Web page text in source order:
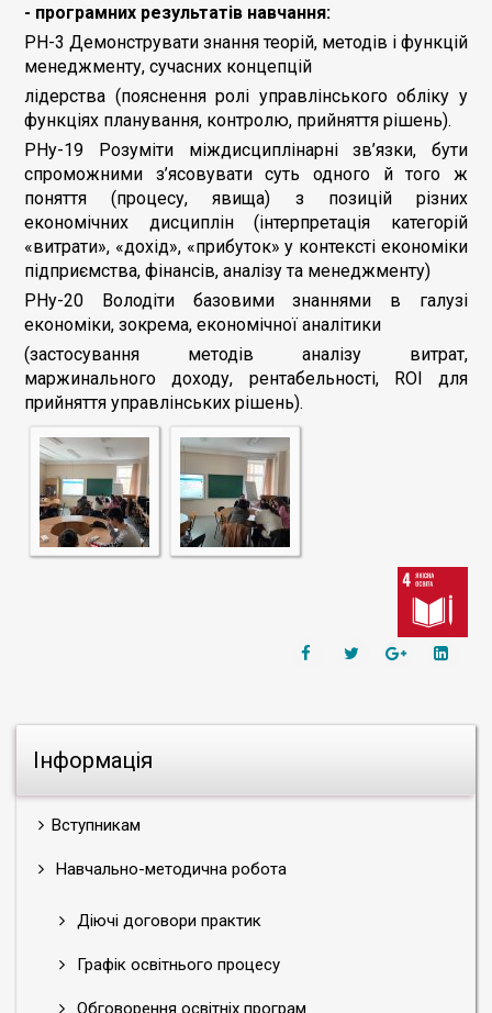
Інформація
Вступникам
Навчально-методична робота
Діючі договори практик
Графік освітнього процесу
Обговорення освітніх програм
- програмних результатів навчання:
РН-3 Демонструвати знання теорій, методів і функцій
менеджменту, сучасних концепцій
лідерства (пояснення ролі управлінського обліку у
функціях планування, контролю, прийняття рішень).
РНу-19 Розуміти міждисциплінарні зв’язки, бути
спроможними з’ясовувати суть одного й того ж
поняття (процесу, явища) з позицій різних
економічних дисциплін (інтерпретація категорій
«витрати», «дохід», «прибуток» у контексті економіки
підприємства, фінансів, аналізу та менеджменту)
РНу-20 Володіти базовими знаннями в галузі
економіки, зокрема, економічної аналітики
(застосування методів аналізу витрат,
маржинального доходу, рентабельності, ROI для
прийняття управлінських рішень).